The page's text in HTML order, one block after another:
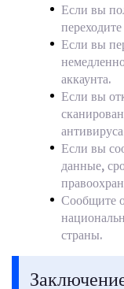
Если вы
Если вы
аккаунта.
Если вы
Если вы
данные,
Сообщите
страны.